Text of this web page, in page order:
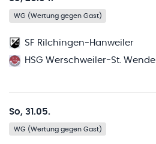
WG (Wertung gegen Gast)
SF Rilchingen-Hanweiler
HSG Werschweiler-St. Wendel
So, 31.05.
WG (Wertung gegen Gast)